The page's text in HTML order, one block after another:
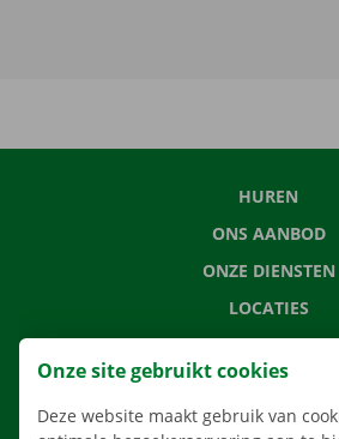
HUREN
ONS AANBOD
ONZE DIENSTEN
LOCATIES
APP
Onze site gebruikt cookies
Deze website maakt gebruik van